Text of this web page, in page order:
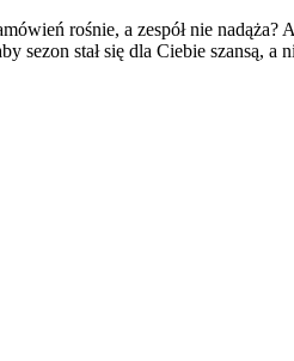
rośnie, a zespół nie
stał się dla Ciebie szansą, a